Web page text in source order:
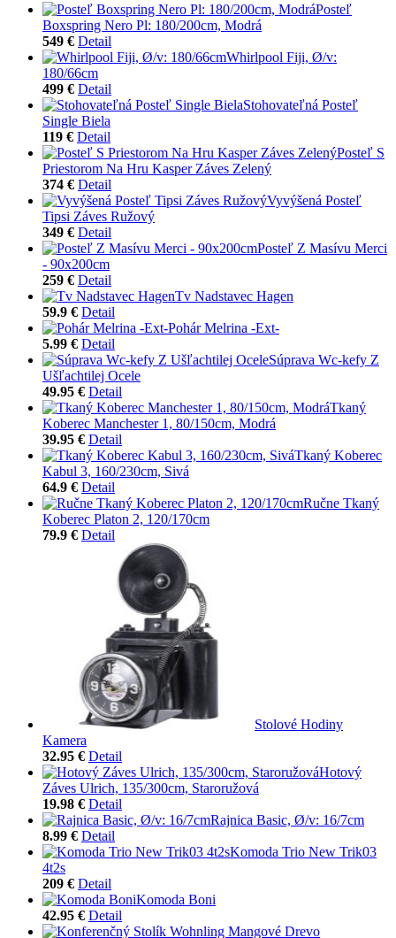
Posteľ
Boxspring Nero Pl: 180/200cm, Modrá
549 € Detail
Whirlpool Fiji, Ø/v:
180/66cm
499 € Detail
Stohovateľná Posteľ
Single Biela
119 € Detail
Posteľ S
Priestorom Na Hru Kasper Záves Zelený
374 € Detail
Vyvýšená Posteľ
Tipsi Záves Ružový
349 € Detail
Posteľ Z Masívu Merci
- 90x200cm
259 € Detail
Tv Nadstavec Hagen
59.9 € Detail
Pohár Melrina -Ext-
5.99 € Detail
Súprava Wc-kefy Z
Ušľachtilej Ocele
49.95 € Detail
Tkaný
Koberec Manchester 1, 80/150cm, Modrá
39.95 € Detail
Tkaný Koberec
Kabul 3, 160/230cm, Sivá
64.9 € Detail
Ručne Tkaný
Koberec Platon 2, 120/170cm
79.9 € Detail
Stolové Hodiny
Kamera
32.95 € Detail
Hotový
Záves Ulrich, 135/300cm, Staroružová
19.98 € Detail
Rajnica Basic, Ø/v: 16/7cm
8.99 € Detail
Komoda Trio New Trik03
4t2s
209 € Detail
Komoda Boni
42.95 € Detail